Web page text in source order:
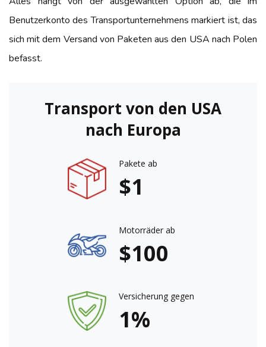
Benutzerkonto des Transportunternehmens markiert ist, das
sich mit dem Versand von Paketen aus den USA nach Polen
befasst.
Transport von den USA
nach Europa
Pakete ab
$1
Motorräder ab
$100
Versicherung gegen
1%